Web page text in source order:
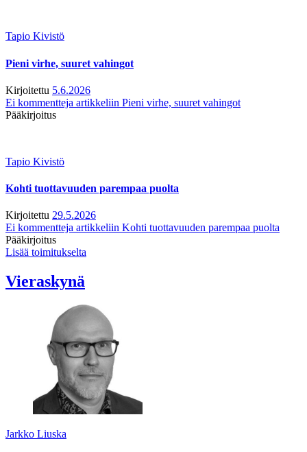
Tapio Kivistö
Pieni virhe, suuret vahingot
Kirjoitettu 5.6.2026
Ei kommentteja artikkeliin Pieni virhe, suuret vahingot
Pääkirjoitus
Tapio Kivistö
Kohti tuottavuuden parempaa puolta
Kirjoitettu 29.5.2026
Ei kommentteja artikkeliin Kohti tuottavuuden parempaa puolta
Pääkirjoitus
Lisää toimitukselta
Vieraskynä
Jarkko Liuska